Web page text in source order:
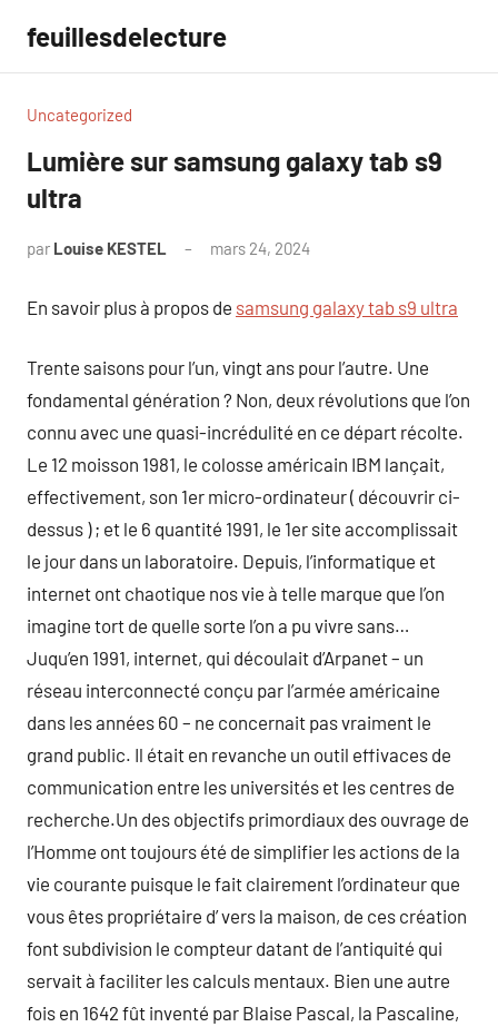
contenu
feuillesdelecture
Uncategorized
Lumière sur samsung galaxy tab s9
ultra
par Louise KESTEL mars 24, 2024
En savoir plus à propos de samsung galaxy tab s9 ultra
Trente saisons pour l’un, vingt ans pour l’autre. Une
fondamental génération ? Non, deux révolutions que l’on
connu avec une quasi-incrédulité en ce départ récolte.
Le 12 moisson 1981, le colosse américain IBM lançait,
effectivement, son 1er micro-ordinateur ( découvrir ci-
dessus ) ; et le 6 quantité 1991, le 1er site accomplissait
le jour dans un laboratoire. Depuis, l’informatique et
internet ont chaotique nos vie à telle marque que l’on
imagine tort de quelle sorte l’on a pu vivre sans…
Juqu’en 1991, internet, qui découlait d’Arpanet – un
réseau interconnecté conçu par l’armée américaine
dans les années 60 – ne concernait pas vraiment le
grand public. Il était en revanche un outil effivaces de
communication entre les universités et les centres de
recherche.Un des objectifs primordiaux des ouvrage de
l’Homme ont toujours été de simplifier les actions de la
vie courante puisque le fait clairement l’ordinateur que
vous êtes propriétaire d’ vers la maison, de ces création
font subdivision le compteur datant de l’antiquité qui
servait à faciliter les calculs mentaux. Bien une autre
fois en 1642 fût inventé par Blaise Pascal, la Pascaline,